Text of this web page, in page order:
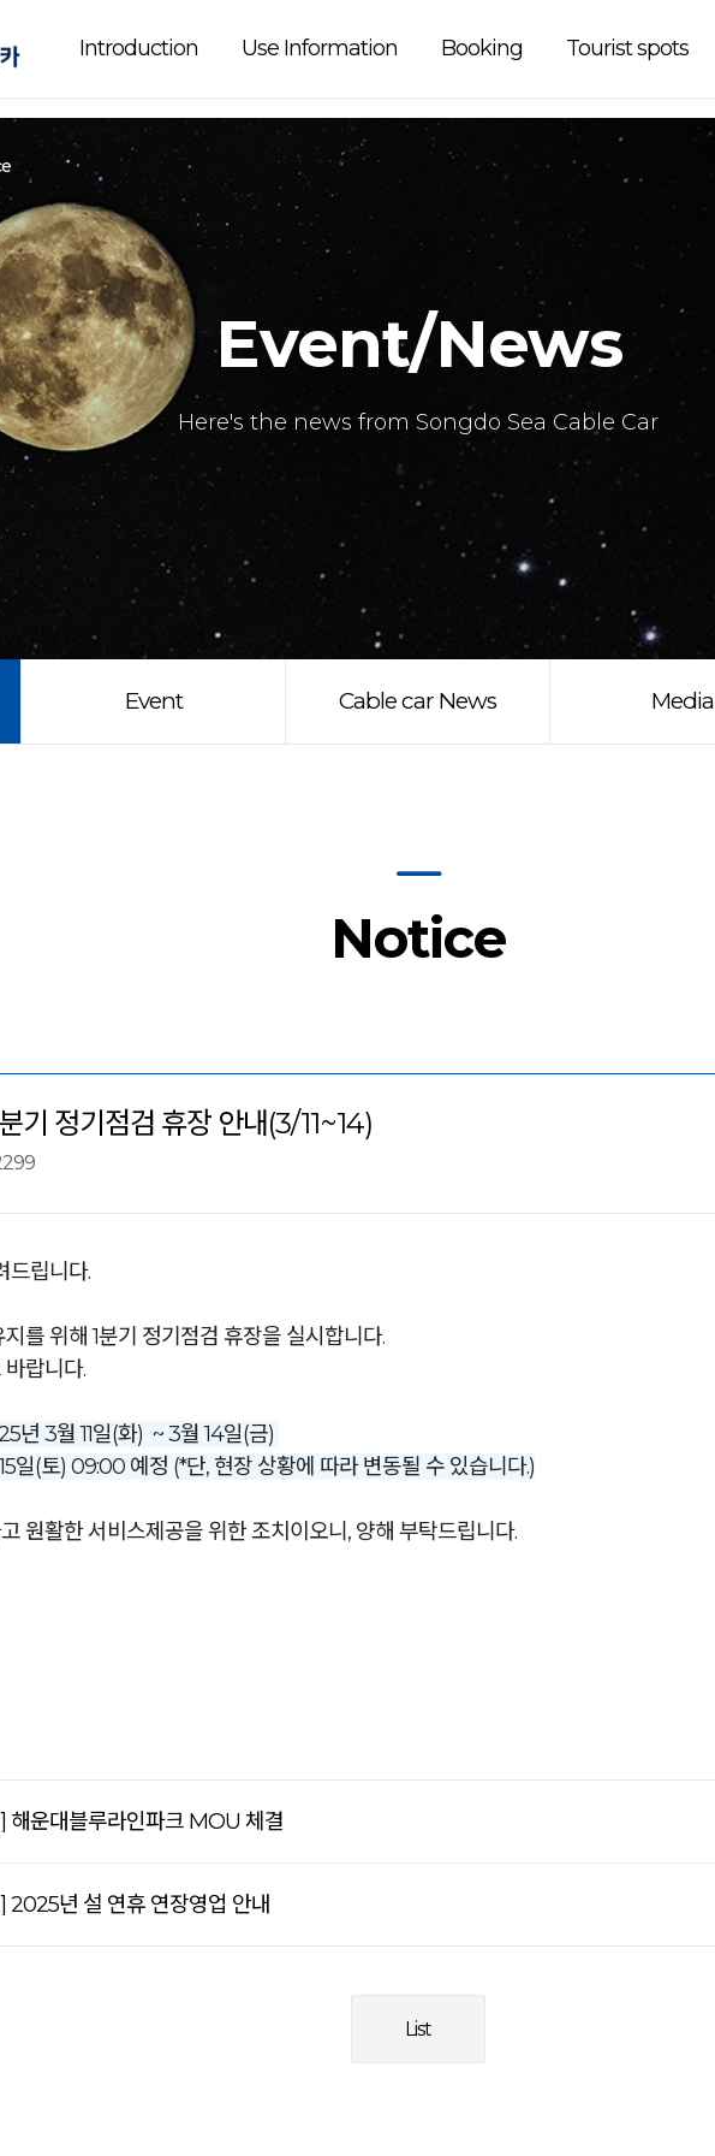
[3] => The cable car is
Introduction Use Information Booking Tourist spots
Event/News
Here's the news from Songdo Sea Cable Car
Event Cable car News Media
Notice
기 정기점검 휴장 안내(3/11~14)
드립니다.
를 위해 1분기 정기점검 휴장을 실시합니다.
랍니다.
년 3월 11일(화) ~ 3월 14일(금)
일(토) 09:00 예정 (*단, 현장 상황에 따라 변동될 수 있습니다.)
원활한 서비스제공을 위한 조치이오니, 양해 부탁드립니다.
해운대블루라인파크 MOU 체결
2025년 설 연휴 연장영업 안내
List